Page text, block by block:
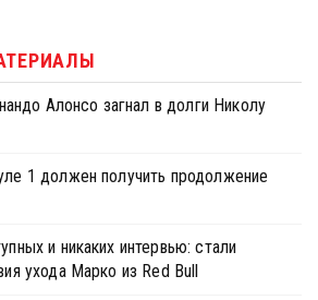
Алонсо загнал в долги Николу
1 должен получить продолжение
и никаких интервью: стали
ухода Марко из Red Bull